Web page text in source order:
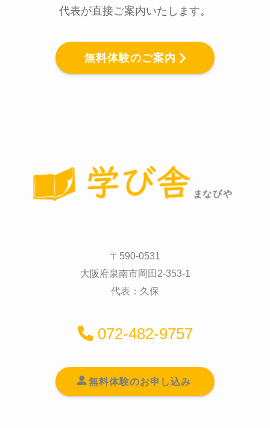
代表が直接ご案内いたします。
無料体験のご案内
〒590-0531
大阪府泉南市岡田2-353-1
代表：久保
072-482-9757
無料体験のお申し込み